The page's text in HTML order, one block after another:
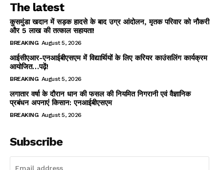
The latest
कुसमुंडा खदान में सड़क हादसे के बाद उग्र आंदोलन, मृतक परिवार को नौकरी
और 5 लाख की तत्काल सहायता!
BREAKING August 5, 2026
आईसीएआर-एनआईबीएसएम में विद्यार्थियों के लिए करियर काउंसलिंग कार्यक्रम
आयोजित…पढ़ें!
BREAKING August 5, 2026
लगातार वर्षा के दौरान धान की फसल की नियमित निगरानी एवं वैज्ञानिक
प्रबंधन अपनाएं किसान: एनआईबीएसएम
BREAKING August 5, 2026
Subscribe